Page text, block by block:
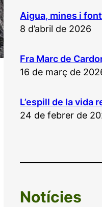
Aigua, mines i
8 d’abril de 2026
Fra Marc de
16 de març de
L’espill de la vida
24 de febrer de
Notícies